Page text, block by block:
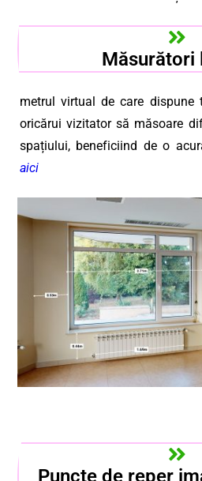
Măsurători
metrul virtual de care dispune
oricărui vizitator să măsoare
spațiului, beneficiind de o
aici
Puncte de reper